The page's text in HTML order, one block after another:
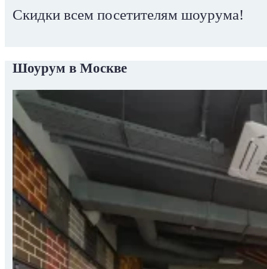
Скидки всем посетителям шоурума!
Шоурум в Москве